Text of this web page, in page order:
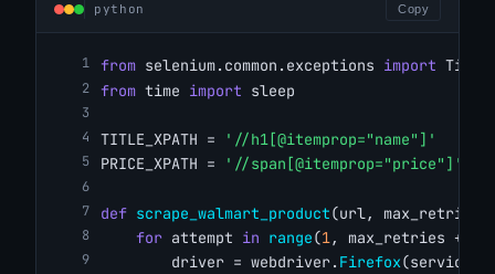
python Copy
from selenium.common.exceptions import
from time import sleep
TITLE_XPATH =
'//h1[@itemprop="name"]'
PRICE_XPATH =
'//span[@itemprop="price"]'
def scrape_walmart_product(url, max_retries=
for attempt in range(1, max_retries +
        driver = webdriver.
Firefox